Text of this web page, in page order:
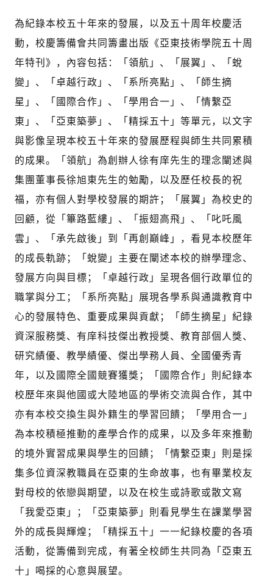
為紀錄本校五十年來的發展，以及五十周年校慶活
動，校慶籌備會共同籌畫出版《亞東技術學院五十周
年特刊》，內容包括：「領航」、「展翼」、「蛻
變」、「卓越行政」、「系所亮點」、「師生摘
星」、「國際合作」、「學用合一」、「情繫亞
東」、「亞東築夢」、「精採五十」等單元，以文字
與影像呈現本校五十年來的發展歷程與師生共同累積
的成果。「領航」為創辦人徐有庠先生的理念闡述與
集團董事長徐旭東先生的勉勵，以及歷任校長的祝
福，亦有個人對學校發展的期許；「展翼」為校史的
回顧，從「篳路藍縷」、「振翅高飛」、「叱吒風
雲」、「承先啟後」到「再創巔峰」，看見本校歷年
的成長軌跡；「蛻變」主要在闡述本校的辦學理念、
發展方向與目標；「卓越行政」呈現各個行政單位的
職掌與分工；「系所亮點」展現各學系與通識教育中
心的發展特色、重要成果與貢獻；「師生摘星」紀錄
資深服務獎、有庠科技傑出教授獎、教育部個人獎、
研究績優、教學績優、傑出學務人員、全國優秀青
年，以及國際全國競賽獲獎；「國際合作」則紀錄本
校歷年來與他國或大陸地區的學術交流與合作，其中
亦有本校交換生與外籍生的學習回饋；「學用合一」
為本校積極推動的產學合作的成果，以及多年來推動
的境外實習成果與學生的回饋；「情繫亞東」則是採
集多位資深教職員在亞東的生命故事，也有畢業校友
對母校的依戀與期望，以及在校生或詩歌或散文寫
「我愛亞東」；「亞東築夢」則看見學生在課業學習
外的成長與輝煌；「精採五十」一一紀錄校慶的各項
活動，從籌備到完成，有著全校師生共同為「亞東五
十」喝採的心意與展望。